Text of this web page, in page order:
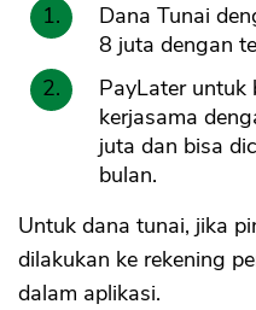
Dana Tunai
8 juta dengan
PayLater untuk
kerjasama
juta dan bisa
bulan.
Untuk dana tunai, jika
dilakukan ke rekening
dalam aplikasi.